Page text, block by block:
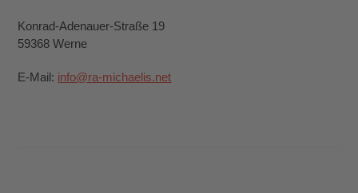
Konrad-Adenauer-Straße 19
59368 Werne
E-Mail: info@ra-michaelis.net